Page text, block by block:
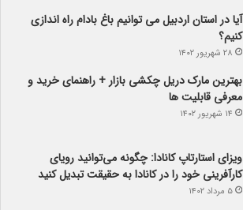
آیا در استان اردبیل می توانیم باغ بادام راه اندازی
کنیم؟
۲۸ شهریور ۱۴۰۲
بهترین مارک دریل چکشی بازار + راهنمای خرید و
معرفی قابلیت ها
۱۴ شهریور ۱۴۰۲
ویزای استارتاپ کانادا: چگونه می‌توانید رویای
کارآفرینی خود را در کانادا به حقیقت تبدیل کنید
۵ مرداد ۱۴۰۲